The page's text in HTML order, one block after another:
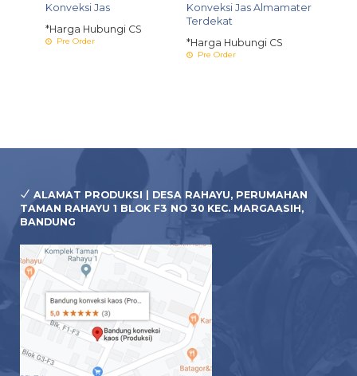
Konveksi Jas
*Harga Hubungi CS
Pre Order
Konveksi Jas Almamater
Terdekat
*Harga Hubungi CS
Pre Order
ALAMAT PRODUKSI | DESA RAHAYU, PERUMAHAN
TAMAN RAHAYU 1 BLOK F3 NO 30 KEC. MARGAASIH,
BANDUNG